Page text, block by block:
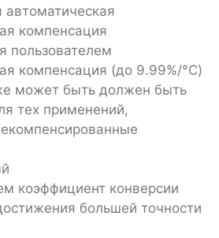
компенсация
пользователем
компенсация (до 9.99%/°C)
может быть должен быть
тех применений,
коэффициент конверсии
большей точности